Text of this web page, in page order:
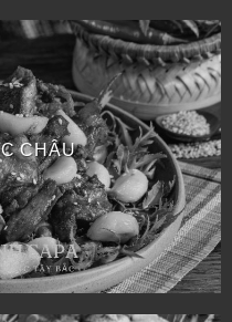
CHÂU